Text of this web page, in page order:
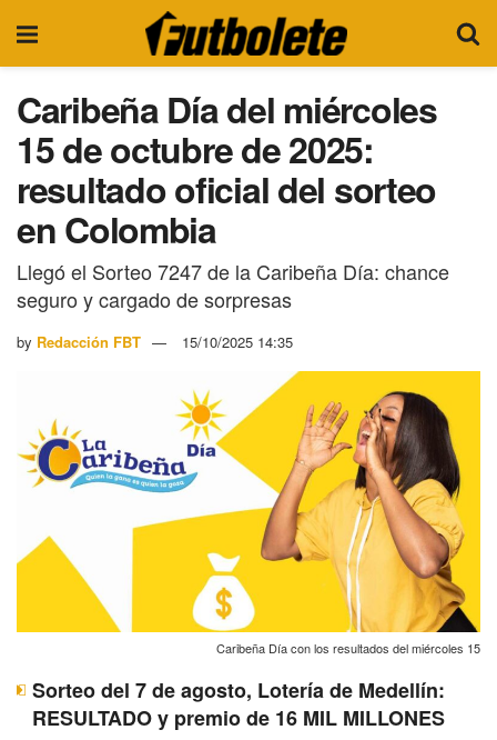
Caribeña Día del miércoles
15 de octubre de 2025:
resultado oficial del sorteo
en Colombia
Llegó el Sorteo 7247 de la Caribeña Día: chance
seguro y cargado de sorpresas
by Redacción FBT 15/10/2025 14:35
Caribeña Día con los resultados del miércoles 15
Sorteo del 7 de agosto, Lotería de Medellín:
RESULTADO y premio de 16 MIL MILLONES